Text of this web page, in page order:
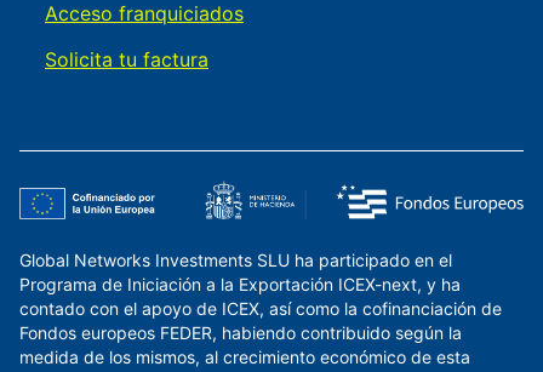
Acceso franquiciados
Solicita tu factura
Global Networks Investments SLU ha participado en el
Programa de Iniciación a la Exportación ICEX-next, y ha
contado con el apoyo de ICEX, así como la cofinanciación de
Fondos europeos FEDER, habiendo contribuido según la
medida de los mismos, al crecimiento económico de esta